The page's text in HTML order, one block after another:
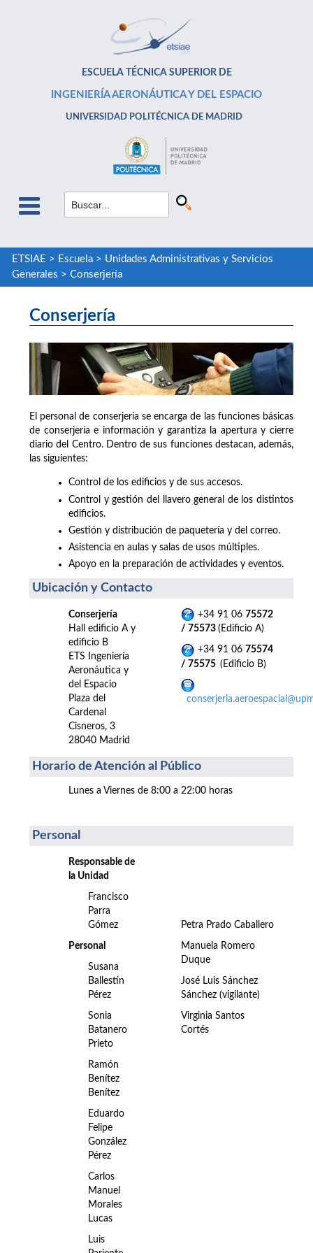
ESCUELA TÉCNICA SUPERIOR DE
INGENIERÍA AERONÁUTICA Y DEL ESPACIO
UNIVERSIDAD POLITÉCNICA DE MADRID
ETSIAE > Escuela> Unidades Administrativas y Servicios
Generales > Conserjería
Conserjería
El personal de conserjería se encarga de las funciones básicas
de conserjería e información y garantiza la apertura y cierre
diario del Centro. Dentro de sus funciones destacan, además,
las siguientes:
Control de los edificios y de sus accesos.
Control y gestión del llavero general de los distintos
edificios.
Gestión y distribución de paquetería y del correo.
Asistencia en aulas y salas de usos múltiples.
Apoyo en la preparación de actividades y eventos.
Ubicación y Contacto
Conserjería
Hall edificio A y
edificio B
ETS Ingeniería
Aeronáutica y
del Espacio
Plaza del
Cardenal
Cisneros, 3
28040 Madrid
+34 91 06 75572
/ 75573 (Edificio A)
+34 91 06 75574
/ 75575 (Edificio B)
Horario de Atención al Público
Lunes a Viernes de 8:00 a 22:00 horas
Personal
Responsable de
la Unidad
Francisco
Parra
Gómez
Personal
Susana
Ballestín
Pérez
Sonia
Batanero
Prieto
Ramón
Benítez
Benítez
Eduardo
Felipe
González
Pérez
Carlos
Manuel
Morales
Lucas
Luis
Petra Prado Caballero
Manuela Romero
Duque
José Luis Sánchez
Sánchez (vigilante)
Virginia Santos
Cortés